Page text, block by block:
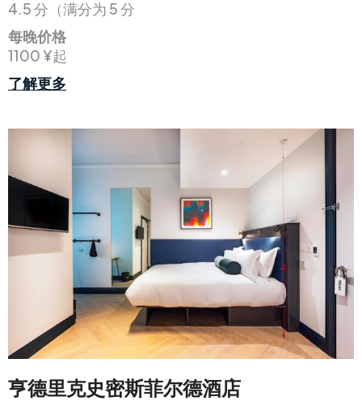
4.5 分（满分为 5 分
每晚价格
1100 ¥起
了解更多
亨德里克史密斯菲尔德酒店